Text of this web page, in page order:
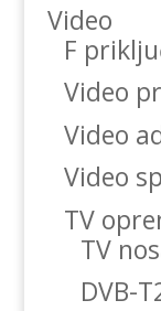
Video
F
Video
Video
Video
TV
TV
DVB-